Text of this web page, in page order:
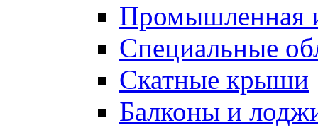
Промышленная
Специальные
Скатные крыши
Балконы и